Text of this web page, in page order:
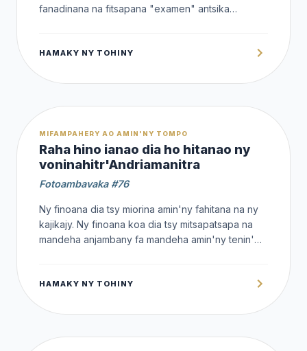
fanadinana na fitsapana "examen" antsika
ho lehilahy lehibe, mahatratra ny ohatry ny
MG1865
HAMAKY NY TOHINY
MIFAMPAHERY AO AMIN'NY TOMPO
Raha hino ianao dia ho hitanao ny
voninahitr'Andriamanitra
Fotoambavaka #76
Ny finoana dia tsy miorina amin'ny fahitana na ny
kajikajy. Ny finoana koa dia tsy mitsapatsapa na
mandeha anjambany fa mandeha amin'ny tenin'
Kristy". - Romana 10:17
HAMAKY NY TOHINY